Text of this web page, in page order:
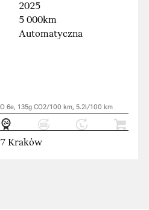
2025
5 000km
Automatyczna
6e, 135g CO2/100 km, 5.2l/100 km
Kraków